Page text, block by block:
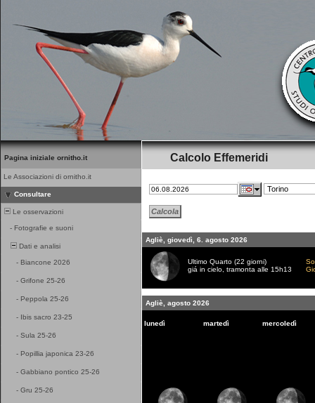
Pagina iniziale ornitho.it
Le Associazioni di ornitho.it
Consultare
Le osservazioni
- Fotografie e suoni
Dati e analisi
- Biancone 2026
- Grifone 25-26
- Peppola 25-26
- Ibis sacro 23-25
- Sula 25-26
- Popillia japonica 23-26
- Gabbiano pontico 25-26
- Gru 25-26
Calcolo Effemeridi
Agliè, giovedì, 6. agosto 2026
Ultimo Quarto (22 giorni)
giá in cielo, tramonta alle 15h13
Agliè, agosto 2026
lunedì martedì mercoledì